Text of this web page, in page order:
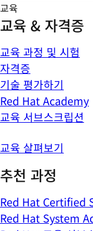
교육
교육 & 자격증
교육 과정 및 시험
자격증
기술 평가하기
Red Hat Academy
교육 서브스크립션
교육 살펴보기
추천 과정
Red Hat Certified
Red Hat System